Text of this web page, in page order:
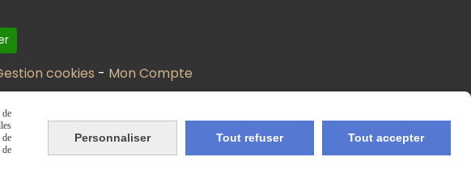
cookies Mon Compte
Personnaliser Tout refuser Tout accepter